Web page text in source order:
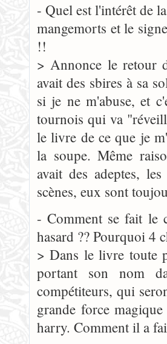
- Quel est l'intérêt de
mangemorts et le
!!
> Annonce le retour
avait des sbires à sa
si je ne m'abuse, et
tournois qui va
le livre de ce que je
la soupe. Même
avait des adeptes,
scènes, eux sont
- Comment se fait le
hasard ?? Pourquoi 4
> Dans le livre toute
portant son nom
compétiteurs, qui
grande force
harry. Comment il a